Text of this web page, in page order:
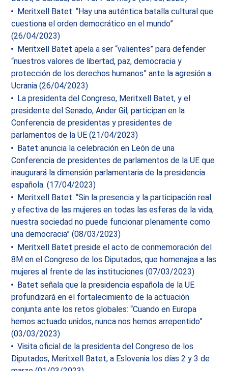
Meritxell Batet: “Hay una auténtica batalla cultural que
cuestiona el orden democrático en el mundo”
(26/04/2023)
Meritxell Batet apela a ser “valientes” para defender
“nuestros valores de libertad, paz, democracia y
protección de los derechos humanos” ante la agresión a
Ucrania (26/04/2023)
La presidenta del Congreso, Meritxell Batet, y el
presidente del Senado, Ander Gil, participan en la
Conferencia de presidentas y presidentes de
parlamentos de la UE (21/04/2023)
Batet anuncia la celebración en León de una
Conferencia de presidentes de parlamentos de la UE que
inaugurará la dimensión parlamentaria de la presidencia
española. (17/04/2023)
Meritxell Batet: “Sin la presencia y la participación real
y efectiva de las mujeres en todas las esferas de la vida,
nuestra sociedad no puede funcionar plenamente como
una democracia” (08/03/2023)
Meritxell Batet preside el acto de conmemoración del
8M en el Congreso de los Diputados, que homenajea a las
mujeres al frente de las instituciones (07/03/2023)
Batet señala que la presidencia española de la UE
profundizará en el fortalecimiento de la actuación
conjunta ante los retos globales: “Cuando en Europa
hemos actuado unidos, nunca nos hemos arrepentido”
(03/03/2023)
Visita oficial de la presidenta del Congreso de los
Diputados, Meritxell Batet, a Eslovenia los días 2 y 3 de